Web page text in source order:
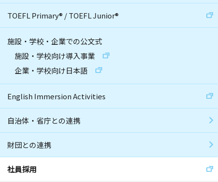
TOEFL Primary® /TOEFL Junior®
施設・学校・企業での公文式
施設・学校向け導入事業
企業・学校向け日本語
English Immersion Activities
自治体・省庁との連携
財団との連携
社員採用